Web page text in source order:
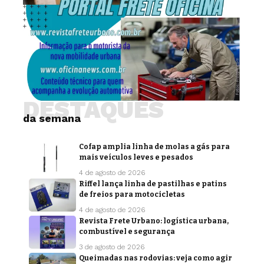
da semana
DESTAQUES
Cofap amplia linha de molas a gás para
mais veículos leves e pesados
4 de agosto de 2026
Riffel lança linha de pastilhas e patins
de freios para motocicletas
4 de agosto de 2026
Revista Frete Urbano: logística urbana,
combustível e segurança
3 de agosto de 2026
Queimadas nas rodovias: veja como agir